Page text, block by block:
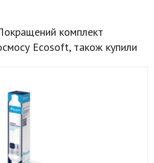
комплект
Ecosoft, також купили